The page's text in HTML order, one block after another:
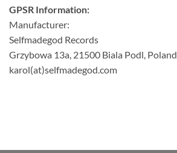
GPSR Information:
Manufacturer:
Selfmadegod Records
Grzybowa 13a, 21500 Biala Podl, Poland
karol(at)selfmadegod.com